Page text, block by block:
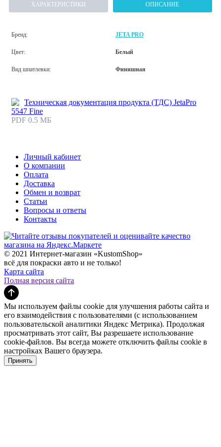
ХАРАКТЕРИСТИКИ ОПИСАНИЕ
Бренд: JETA PRO
Цвет: Белый
Вид шпатлевки: Финишная
Техническая документация продукта (ТДС) JetaPro
5547 Fine
PDF 0.5 МБ
Личный кабинет
О компании
Оплата
Доставка
Обмен и возврат
Статьи
Вопросы и ответы
Контакты
© 2021 Интернет-магазин «KustomShop»
всё для покраски авто и не только!
Карта сайта
Полная версия сайта
Мы используем файлы cookie для улучшения работы сайта и
его взаимодействия с пользователями (с использованием
пользовательской аналитики Яндекс Метрика). Продолжая
просматривать этот сайт, Вы разрешаете использование
cookie-файлов. Вы всегда можете отключить файлы cookie в
настройках Вашего браузера.
Принять